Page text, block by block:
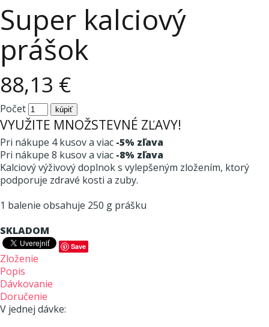
Super kalciový
prášok
88,13 €
Počet
VYUŽITE MNOŽSTEVNÉ ZĽAVY!
Pri nákupe 4 kusov a viac -5% zľava
Pri nákupe 8 kusov a viac -8% zľava
Kalciový výživový doplnok s vylepšeným zložením, ktorý
podporuje zdravé kosti a zuby.
1 balenie obsahuje 250 g prášku
SKLADOM
Save
Zloženie
Popis
Dávkovanie
Doručenie
V jednej dávke: